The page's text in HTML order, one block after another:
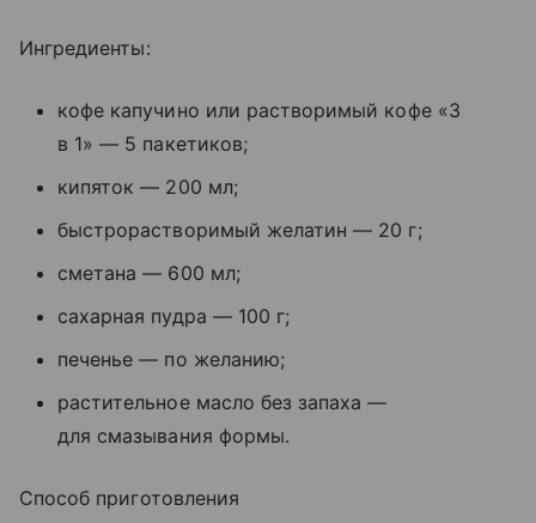
Ингредиенты:
кофе капучино или растворимый кофе «3
в 1» — 5 пакетиков;
кипяток — 200 мл;
быстрорастворимый желатин — 20 г;
сметана — 600 мл;
сахарная пудра — 100 г;
печенье — по желанию;
растительное масло без запаха —
для смазывания формы.
Способ приготовления